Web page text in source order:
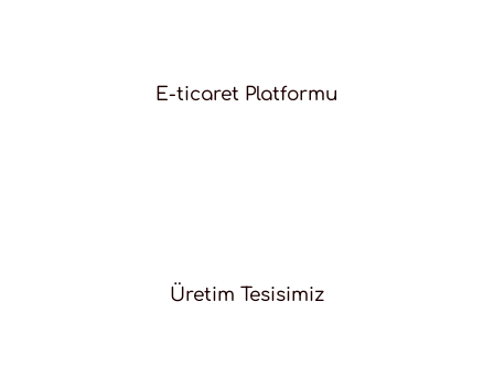
E-ticaret Platformu
Üretim Tesisimiz